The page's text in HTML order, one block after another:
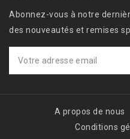
Abonnez-vous à notre
des nouveautés et remises
A propos de nous
Conditions